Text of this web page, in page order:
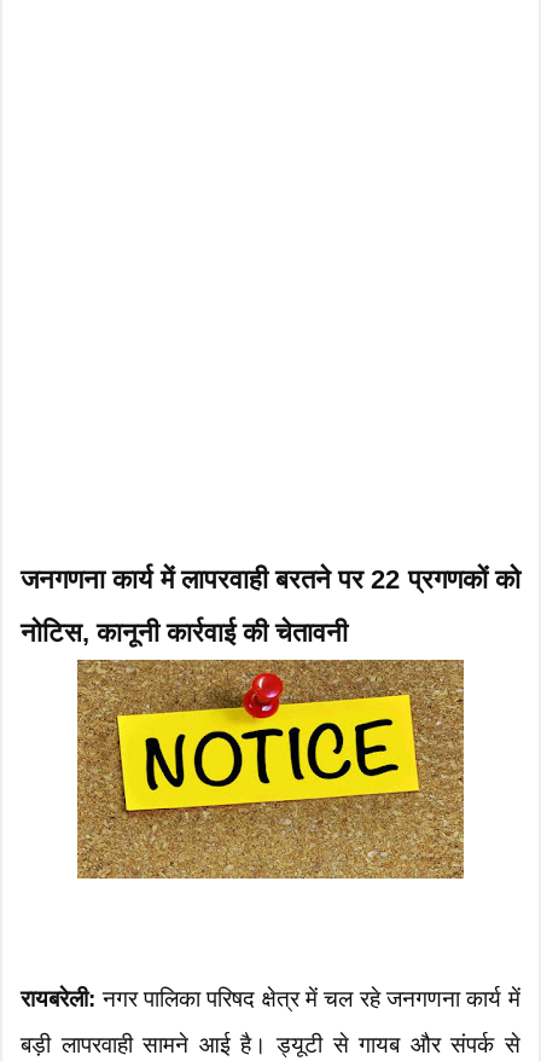
जनगणना कार्य में लापरवाही बरतने पर 22 प्रगणकों को
नोटिस, कानूनी कार्रवाई की चेतावनी
रायबरेली: नगर पालिका परिषद क्षेत्र में चल रहे जनगणना कार्य में
बड़ी लापरवाही सामने आई है। ड्यूटी से गायब और संपर्क से